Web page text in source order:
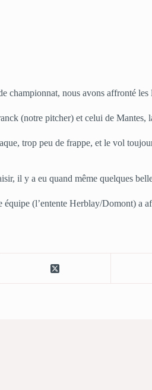
championnat, nous avons affronté les
(notre pitcher) et celui de Mantes,
trop peu de frappe, et le vol
il y a eu quand même quelques
équipe (l’entente Herblay/Domont) a